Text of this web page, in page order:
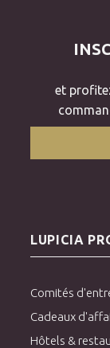
et
LUPICIA
Comités
Cadeaux
Hôtels &